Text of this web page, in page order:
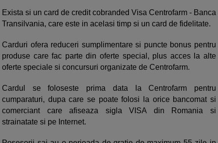
Exista si un card de credit cobranded Visa Centrofarm - Banca
Transilvania, care este in acelasi timp si un card de fidelitate.
Carduri ofera reduceri sumplimentare si puncte bonus pentru
produse care fac parte din oferte special, plus acces la alte
oferte speciale si concursuri organizate de Centrofarm.
Cardul se foloseste prima data la Centrofarm pentru
cumparaturi, dupa care se poate folosi la orice bancomat si
comerciant care afiseaza sigla VISA din Romania si
strainatate si pe Internet.